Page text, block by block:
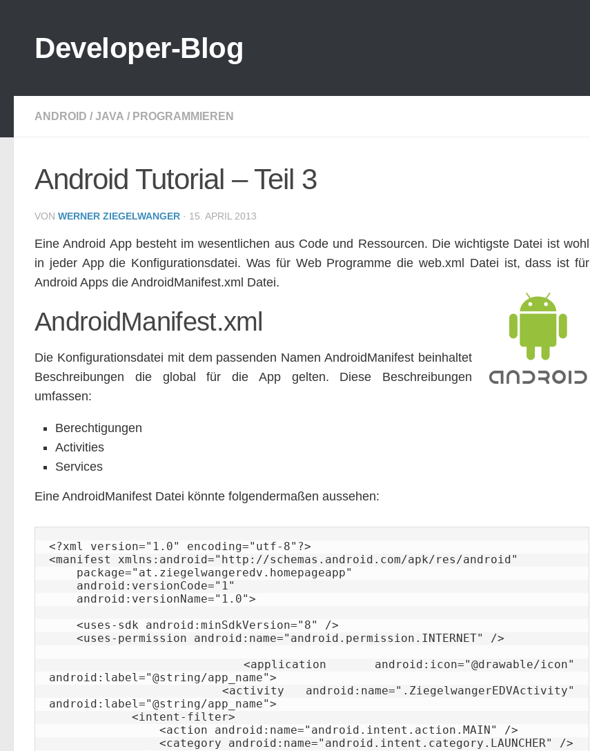
Developer-Blog
ANDROID / JAVA / PROGRAMMIEREN
Android Tutorial – Teil 3
VON WERNER ZIEGELWANGER · 15. APRIL 2013
Eine Android App besteht im wesentlichen aus Code und Ressourcen. Die wichtigste Datei ist wohl
in jeder App die Konfigurationsdatei. Was für Web Programme die web.xml Datei ist, dass ist für
Android Apps die AndroidManifest.xml Datei.
AndroidManifest.xml
Die Konfigurationsdatei mit dem passenden Namen AndroidManifest beinhaltet
Beschreibungen die global für die App gelten. Diese Beschreibungen
umfassen:
Berechtigungen
Activities
Services
Eine AndroidManifest Datei könnte folgendermaßen aussehen:
<?xml version="1.0" encoding="utf-8"?>
<manifest xmlns:android="http://schemas.android.com/apk/res/android"
android:label="@string/app_name">
android:label="@string/app_name">